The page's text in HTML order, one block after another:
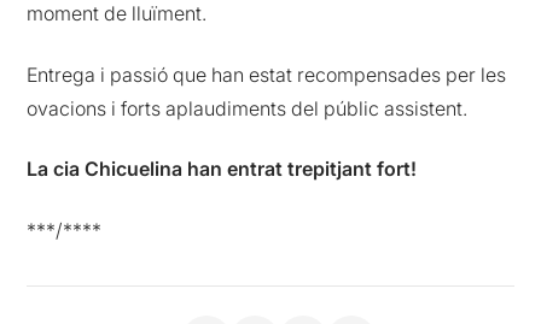
moment de lluïment.
Entrega i passió que han estat recompensades per les
ovacions i forts aplaudiments del públic assistent.
La cia Chicuelina han entrat trepitjant fort!
***/****